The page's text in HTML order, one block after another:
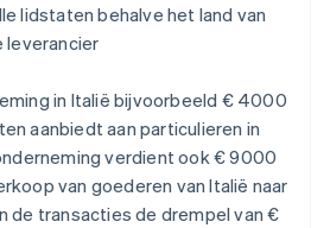
lidstaten behalve het land van
leverancier
in Italië bijvoorbeeld € 4000
aanbiedt aan particulieren in
verdient ook € 9000
van goederen van Italië naar
de transacties de drempel van €